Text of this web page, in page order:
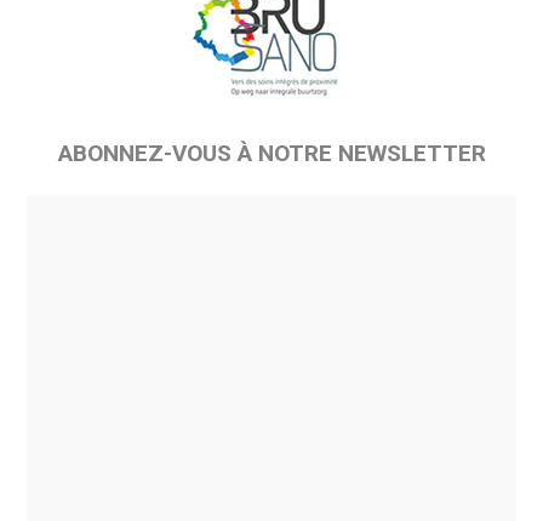
ABONNEZ-VOUS À NOTRE NEWSLETTER